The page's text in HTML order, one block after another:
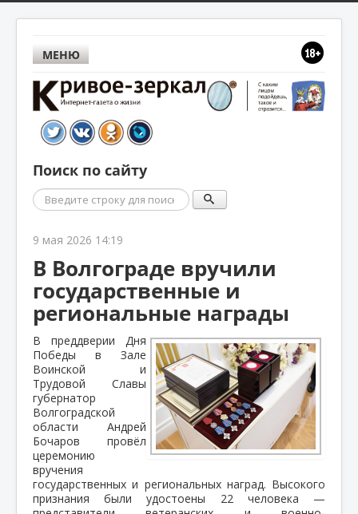
МЕНЮ
Поиск по сайту
Поиск
9 мая 2026 14:19
В Волгограде вручили
государственные и
региональные награды
В преддверии Дня
Победы в Зале
Воинской и
Трудовой Славы
губернатор
Волгоградской
области Андрей
Бочаров провёл
церемонию
вручения
государственных и региональных наград. Высокого
признания были удостоены 22 человека —